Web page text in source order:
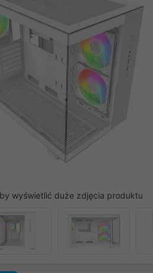
wyświetlić duże zdjęcia produktu